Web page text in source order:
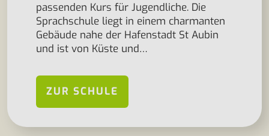
passenden Kurs für Jugendliche. Die
Sprachschule liegt in einem charmanten
Gebäude nahe der Hafenstadt St Aubin
und ist von Küste und…
ZUR SCHULE